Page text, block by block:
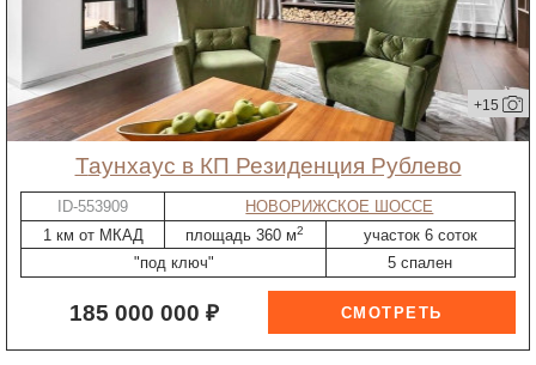
+15
таунхаус в КП Резиденция Рублево
ID-553909
НОВОРИЖСКОЕ ШОССЕ
1 км от МКАД
площадь 360 м2
участок 6 соток
"под ключ"
5 спален
185 000 000 ₽